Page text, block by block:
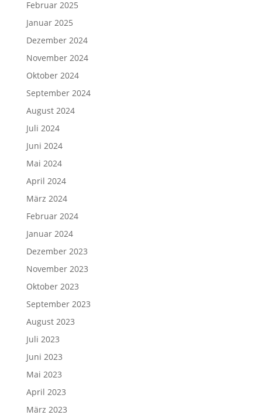
Februar 2025
Januar 2025
Dezember 2024
November 2024
Oktober 2024
September 2024
August 2024
Juli 2024
Juni 2024
Mai 2024
April 2024
März 2024
Februar 2024
Januar 2024
Dezember 2023
November 2023
Oktober 2023
September 2023
August 2023
Juli 2023
Juni 2023
Mai 2023
April 2023
März 2023